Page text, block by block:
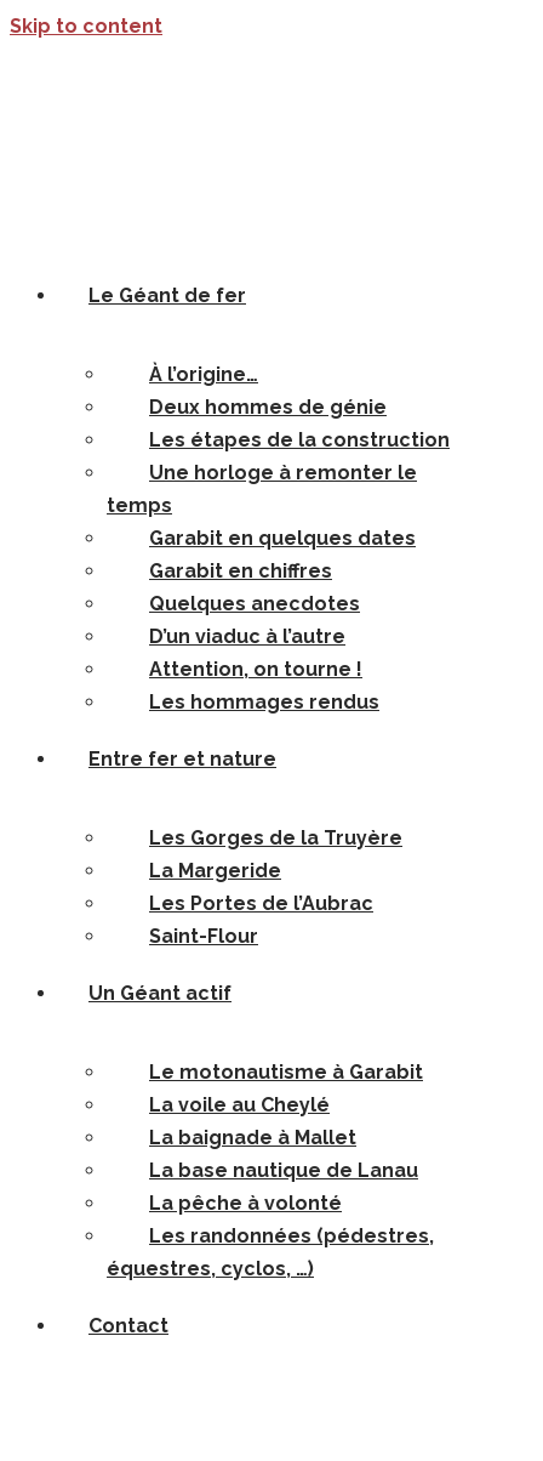
Skip to content
Le Géant de fer
À l’origine…
Deux hommes de génie
Les étapes de la construction
Une horloge à remonter le
temps
Garabit en quelques dates
Garabit en chiffres
Quelques anecdotes
D’un viaduc à l’autre
Attention, on tourne !
Les hommages rendus
Entre fer et nature
Les Gorges de la Truyère
La Margeride
Les Portes de l’Aubrac
Saint-Flour
Un Géant actif
Le motonautisme à Garabit
La voile au Cheylé
La baignade à Mallet
La base nautique de Lanau
La pêche à volonté
Les randonnées (pédestres,
équestres, cyclos, …)
Contact